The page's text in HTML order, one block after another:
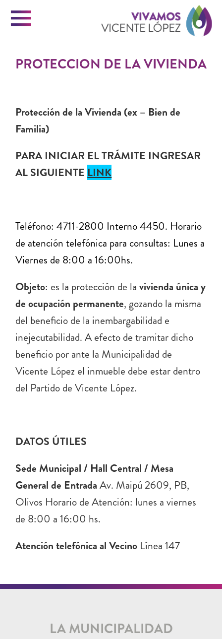
Menu
PORTAL DE TRÁMITES
PROTECCIÓN DE LA VIVIENDA
Protección de la Vivienda (ex – Bien de
Familia)
PARA INICIAR EL TRÁMITE INGRESAR
AL SIGUIENTE LINK
Teléfono: 4711-2800 Interno 4450. Horario
de atención telefónica para consultas: Lunes a
Viernes de 8:00 a 16:00hs.
Objeto: es la protección de lavivienda única y
de ocupación permanente, gozando la misma
del beneficio de la inembargabilidad e
inejecutabilidad. A efecto de tramitar dicho
beneficio por ante la Municipalidad de
Vicente López el inmueble debe estar dentro
del Partido de Vicente López.
DATOS ÚTILES
Sede Municipal / Hall Central / Mesa
General de EntradaAv. Maipú 2609, PB,
Olivos Horario de Atención: lunes a viernes
de 8:00 a 16:00 hs.
Atención telefónica al Vecino Línea 147
LA MUNICIPALIDAD